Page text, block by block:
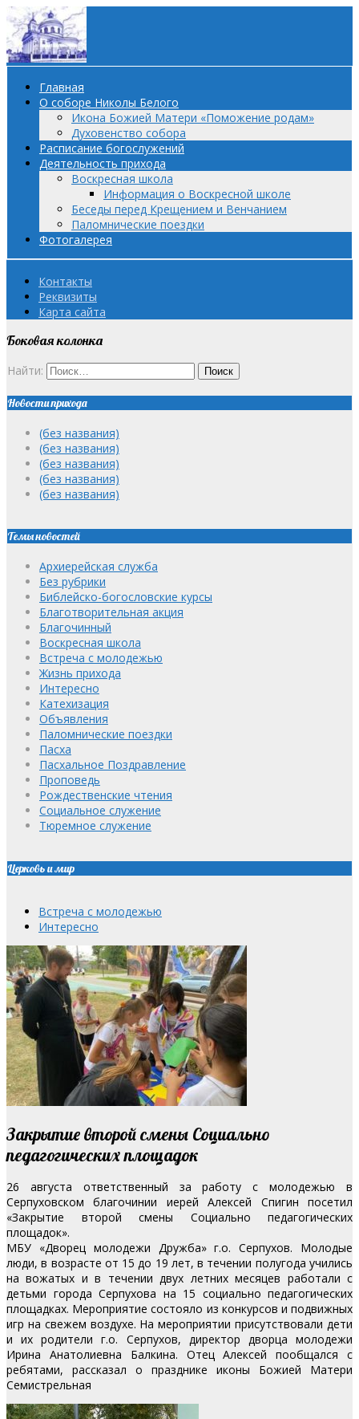
Главная
О соборе Николы Белого
Икона Божией Матери «Поможение родам»
Духовенство собора
Расписание богослужений
Деятельность прихода
Воскресная школа
Информация о Воскресной школе
Беседы перед Крещением и Венчанием
Паломнические поездки
Фотогалерея
Контакты
Реквизиты
Карта сайта
Боковая колонка
Найти:
Новости прихода
(без названия)
(без названия)
(без названия)
(без названия)
(без названия)
Темы новостей
Архиерейская служба
Без рубрики
Библейско-богословские курсы
Благотворительная акция
Благочинный
Воскресная школа
Встреча с молодежью
Жизнь прихода
Интересно
Катехизация
Объявления
Паломнические поездки
Пасха
Пасхальное Поздравление
Проповедь
Рождественские чтения
Социальное служение
Тюремное служение
Церковь и мир
Встреча с молодежью
Интересно
Закрытие второй смены Социально
педагогических площадок
26 августа ответственный за работу с молодежью в
Серпуховском благочинии иерей Алексей Спигин посетил
«Закрытие второй смены Социально педагогических
площадок».
МБУ «Дворец молодежи Дружба» г.о. Серпухов. Молодые
люди, в возрасте от 15 до 19 лет, в течении полугода учились
на вожатых и в течении двух летних месяцев работали с
детьми города Серпухова на 15 социально педагогических
площадках. Мероприятие состояло из конкурсов и подвижных
игр на свежем воздухе. На мероприятии присутствовали дети
и их родители г.о. Серпухов, директор дворца молодежи
Ирина Анатолиевна Балкина. Отец Алексей пообщался с
ребятами, рассказал о празднике иконы Божией Матери
Семистрельная